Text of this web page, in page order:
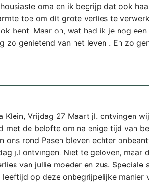
oma en ik begrijp dat ook
toe om dit grote verlies te
bent. Maar oh, wat had ik je nog
zo genietend van het leven . En zo
Klein, Vrijdag 27 Maart jl. ontvingen
met de belofte om na enige tijd van
ons rond Pasen bleven echter
j.l ontvingen. Niet te geloven, maar
van jullie moeder en zus.
op deze onbegrijpelijke manier